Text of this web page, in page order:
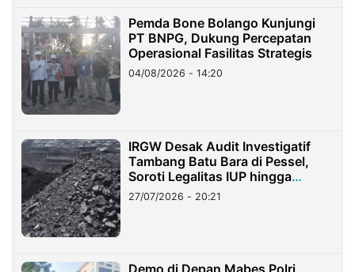
Pemda Bone Bolango Kunjungi
PT BNPG, Dukung Percepatan
Operasional Fasilitas Strategis
04/08/2026 - 14:20
IRGW Desak Audit Investigatif
Tambang Batu Bara di Pessel,
Soroti Legalitas IUP hingga
Stockpile
27/07/2026 - 20:21